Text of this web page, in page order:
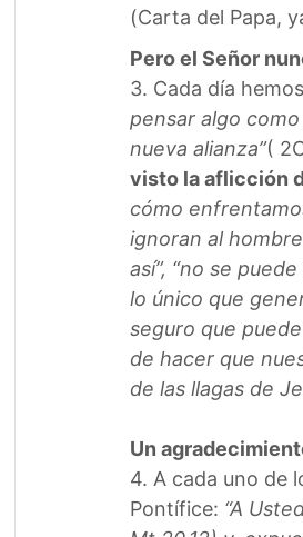
(Carta del Papa,
Pero el Señor
3. Cada día
pensar algo
nueva alianza”(
visto la aflicción
cómo
ignoran al
así”, “no se
lo único que
seguro que
de hacer que
de las llagas de
Un
4. A cada uno de
Pontífice: “A